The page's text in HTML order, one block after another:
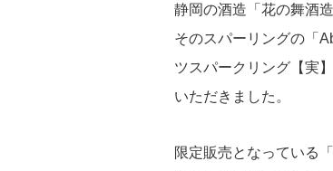
静岡の酒造「花の舞酒
そのスパーリングの「
ツスパークリング【実
いただきました。
限定販売となっている